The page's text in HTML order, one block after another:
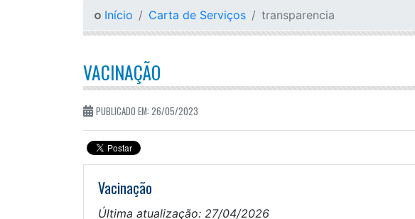
Início Carta de Serviços transparencia
VACINAÇÃO
PUBLICADO EM: 26/05/2023
Vacinação
Última atualização: 27/04/2026